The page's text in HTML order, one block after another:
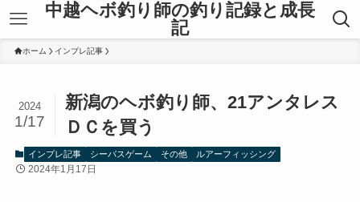
中越ヘボ釣り師の釣り記録と成長
記
ホーム インプレ記事
新潟のヘボ釣り師、21アンタレス
ＤＣを買う
2024
1/17
インプレ記事 シーバスゲーム その他 ルアーフィッシング
2024年1月17日